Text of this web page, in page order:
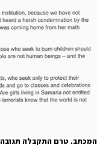
המכתב. טרם התקבלה תגובה